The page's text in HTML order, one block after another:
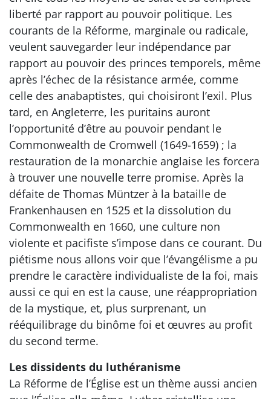
liberté par rapport au pouvoir politique. Les
courants de la Réforme, marginale ou radicale,
veulent sauvegarder leur indépendance par
rapport au pouvoir des princes temporels, même
après l’échec de la résistance armée, comme
celle des anabaptistes, qui choisiront l’exil. Plus
tard, en Angleterre, les puritains auront
l’opportunité d’être au pouvoir pendant le
Commonwealth de Cromwell (1649-1659) ; la
restauration de la monarchie anglaise les forcera
à trouver une nouvelle terre promise. Après la
défaite de Thomas Müntzer à la bataille de
Frankenhausen en 1525 et la dissolution du
Commonwealth en 1660, une culture non
violente et pacifiste s’impose dans ce courant. Du
piétisme nous allons voir que l’évangélisme a pu
prendre le caractère individualiste de la foi, mais
aussi ce qui en est la cause, une réappropriation
de la mystique, et, plus surprenant, un
rééquilibrage du binôme foi et œuvres au profit
du second terme.
Les dissidents du luthéranisme
La Réforme de l’Église est un thème aussi ancien